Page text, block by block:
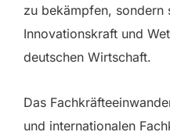
zu bekämpfen,
Innovationskraft und
deutschen Wirtschaft.
Das
und internationalen